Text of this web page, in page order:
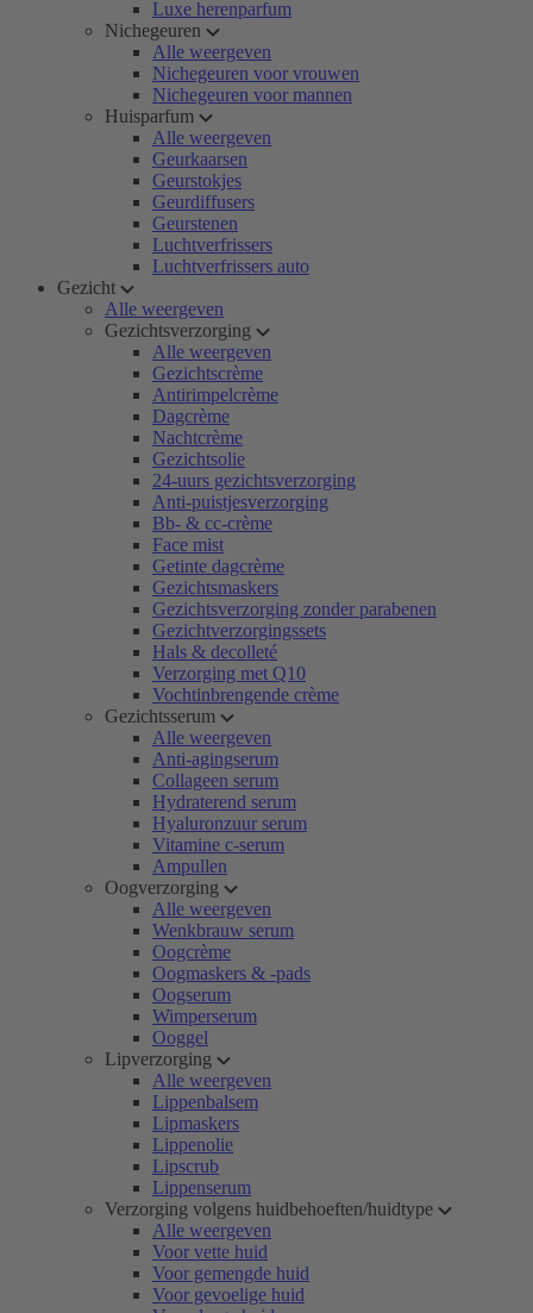
Luxe herenparfum
Nichegeuren
Alle weergeven
Nichegeuren voor vrouwen
Nichegeuren voor mannen
Huisparfum
Alle weergeven
Geurkaarsen
Geurstokjes
Geurdiffusers
Geurstenen
Luchtverfrissers
Luchtverfrissers auto
Gezicht
Alle weergeven
Gezichtsverzorging
Alle weergeven
Gezichtscrème
Antirimpelcrème
Dagcrème
Nachtcrème
Gezichtsolie
24-uurs gezichtsverzorging
Anti-puistjesverzorging
Bb- & cc-crème
Face mist
Getinte dagcrème
Gezichtsmaskers
Gezichtsverzorging zonder parabenen
Gezichtverzorgingssets
Hals & decolleté
Verzorging met Q10
Vochtinbrengende crème
Gezichtsserum
Alle weergeven
Anti-agingserum
Collageen serum
Hydraterend serum
Hyaluronzuur serum
Vitamine c-serum
Ampullen
Oogverzorging
Alle weergeven
Wenkbrauw serum
Oogcrème
Oogmaskers & -pads
Oogserum
Wimperserum
Ooggel
Lipverzorging
Alle weergeven
Lippenbalsem
Lipmaskers
Lippenolie
Lipscrub
Lippenserum
Verzorging volgens huidbehoeften/huidtype
Alle weergeven
Voor vette huid
Voor gemengde huid
Voor gevoelige huid